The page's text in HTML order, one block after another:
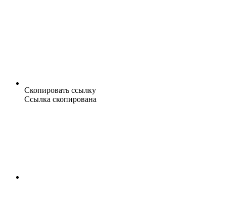
Скопировать ссылку
Ссылка скопирована